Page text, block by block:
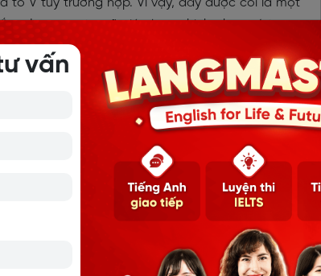
to V tùy trường hợp. Vì vậy, đây được coi là một
Langmaster sẽ giúp bạn chinh phục nó trong
tiếng Anh
Nó cũng được coi là một dạng động từ đặc biệt,
vào động từ ban đầu.
vấn